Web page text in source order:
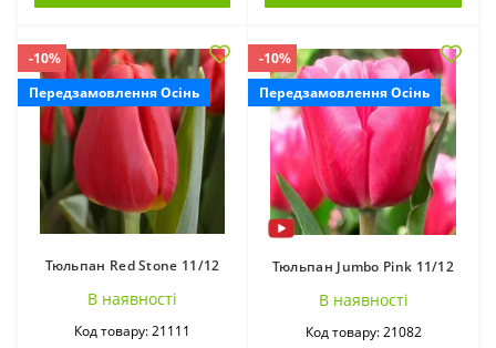
Фрезія (10) Фрітілярія (4)
-10%
Передзамовлення Осінь
Тюльпан Red Stone 11/12
В наявностi
Код товару: 21111
-10%
Передзамовлення Осінь
Тюльпан Jumbo Pink 11/12
В наявностi
Код товару: 21082